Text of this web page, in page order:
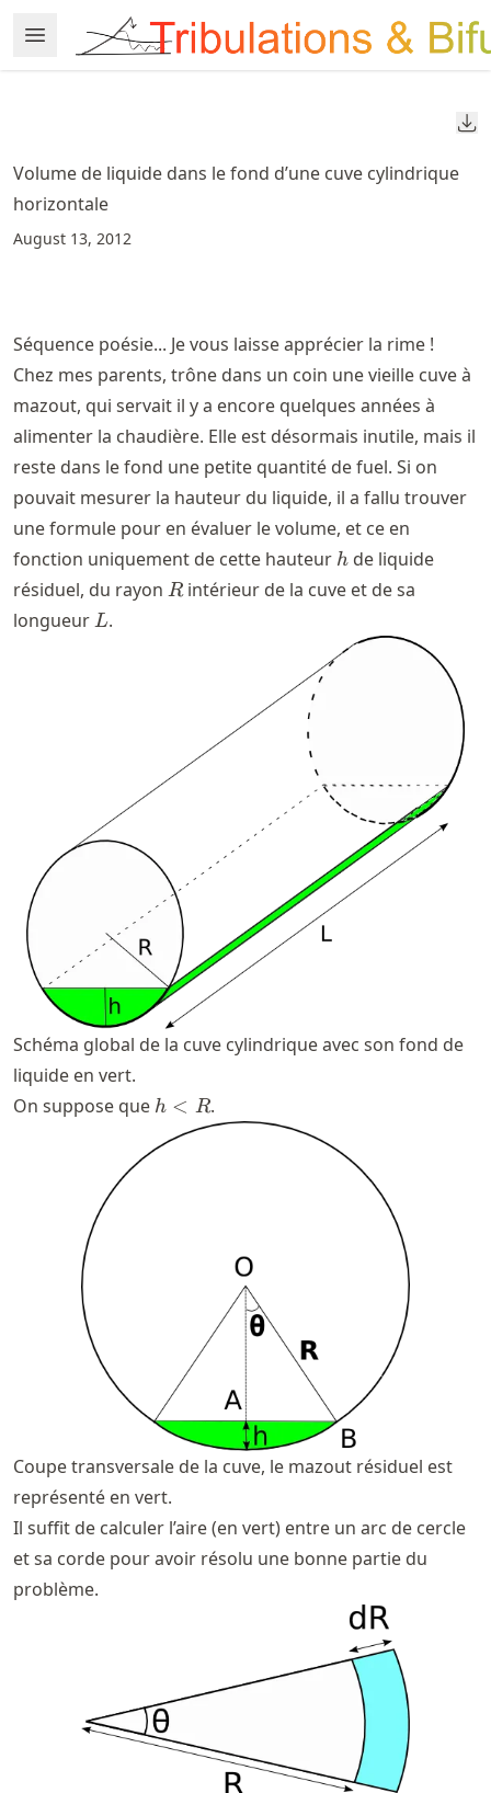
to
article
to
content
Open Menu
Made with MyST
Volume de liquide dans le fond d’une cuve cylindrique
horizontale
August 13, 2012
Séquence poésie... Je vous laisse apprécier la rime !
Chez mes parents, trône dans un coin une vieille cuve à
mazout, qui servait il y a encore quelques années à
alimenter la chaudière. Elle est désormais inutile, mais il
reste dans le fond une petite quantité de fuel. Si on
pouvait mesurer la hauteur du liquide, il a fallu trouver
une formule pour en évaluer le volume, et ce en
fonction uniquement de cette hauteur h
h de liquide
résiduel, du rayon R
Rintérieur de la cuve et de sa
longueur L
L.
Schéma global de la cuve cylindrique avec son fond de
liquide en vert.
On suppose que h
R
h < R.
Coupe transversale de la cuve, le mazout résiduel est
représenté en vert.
Il suffit de calculer l’aire (en vert) entre un arc de cercle
et sa corde pour avoir résolu une bonne partie du
problème.